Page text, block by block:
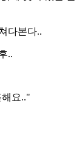
다본다..
..
요.."